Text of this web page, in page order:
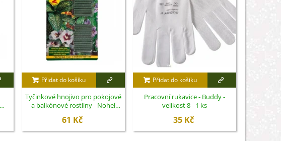
Přidat do košíku
Tyčinkové hnojivo pro pokojové
a balkónové rostliny - Nohel
61 Kč
Přidat do košíku
Pracovní rukavice - Buddy -
velikost 8 - 1 ks
35 Kč